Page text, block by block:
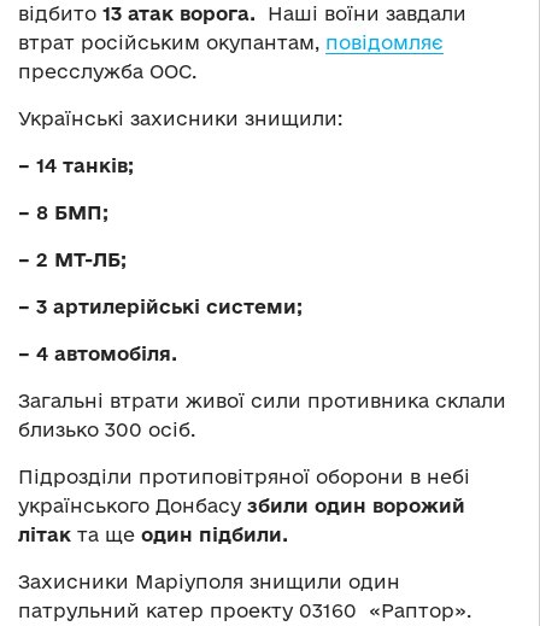
відбито 13 атак ворога. Наші воїни завдали
втрат російським окупантам, повідомляє
пресслужба ООС.
Українські захисники знищили:
– 14 танків;
– 8 БМП;
– 2 МТ-ЛБ;
– 3 артилерійські системи;
– 4 автомобіля.
Загальні втрати живої сили противника склали
близько 300 осіб.
Підрозділи протиповітряної оборони в небі
українського Донбасу збили один ворожий
літак та ще один підбили.
Захисники Маріуполя знищили один
патрульний катер проекту 03160 «Раптор».